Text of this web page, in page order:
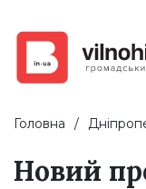
Головна
Новий